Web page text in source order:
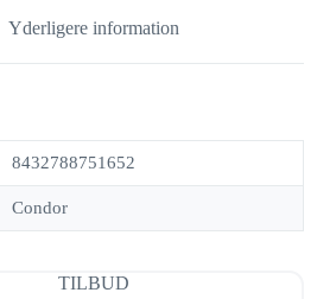
Yderligere information
8432788751652
Condor
TILBUD